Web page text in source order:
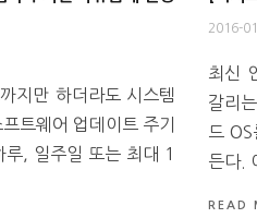
지만 하더라도 시스템
트웨어 업데이트 주기
, 일주일 또는 최대 1
2016-
최신
갈리
드
든다.
READ